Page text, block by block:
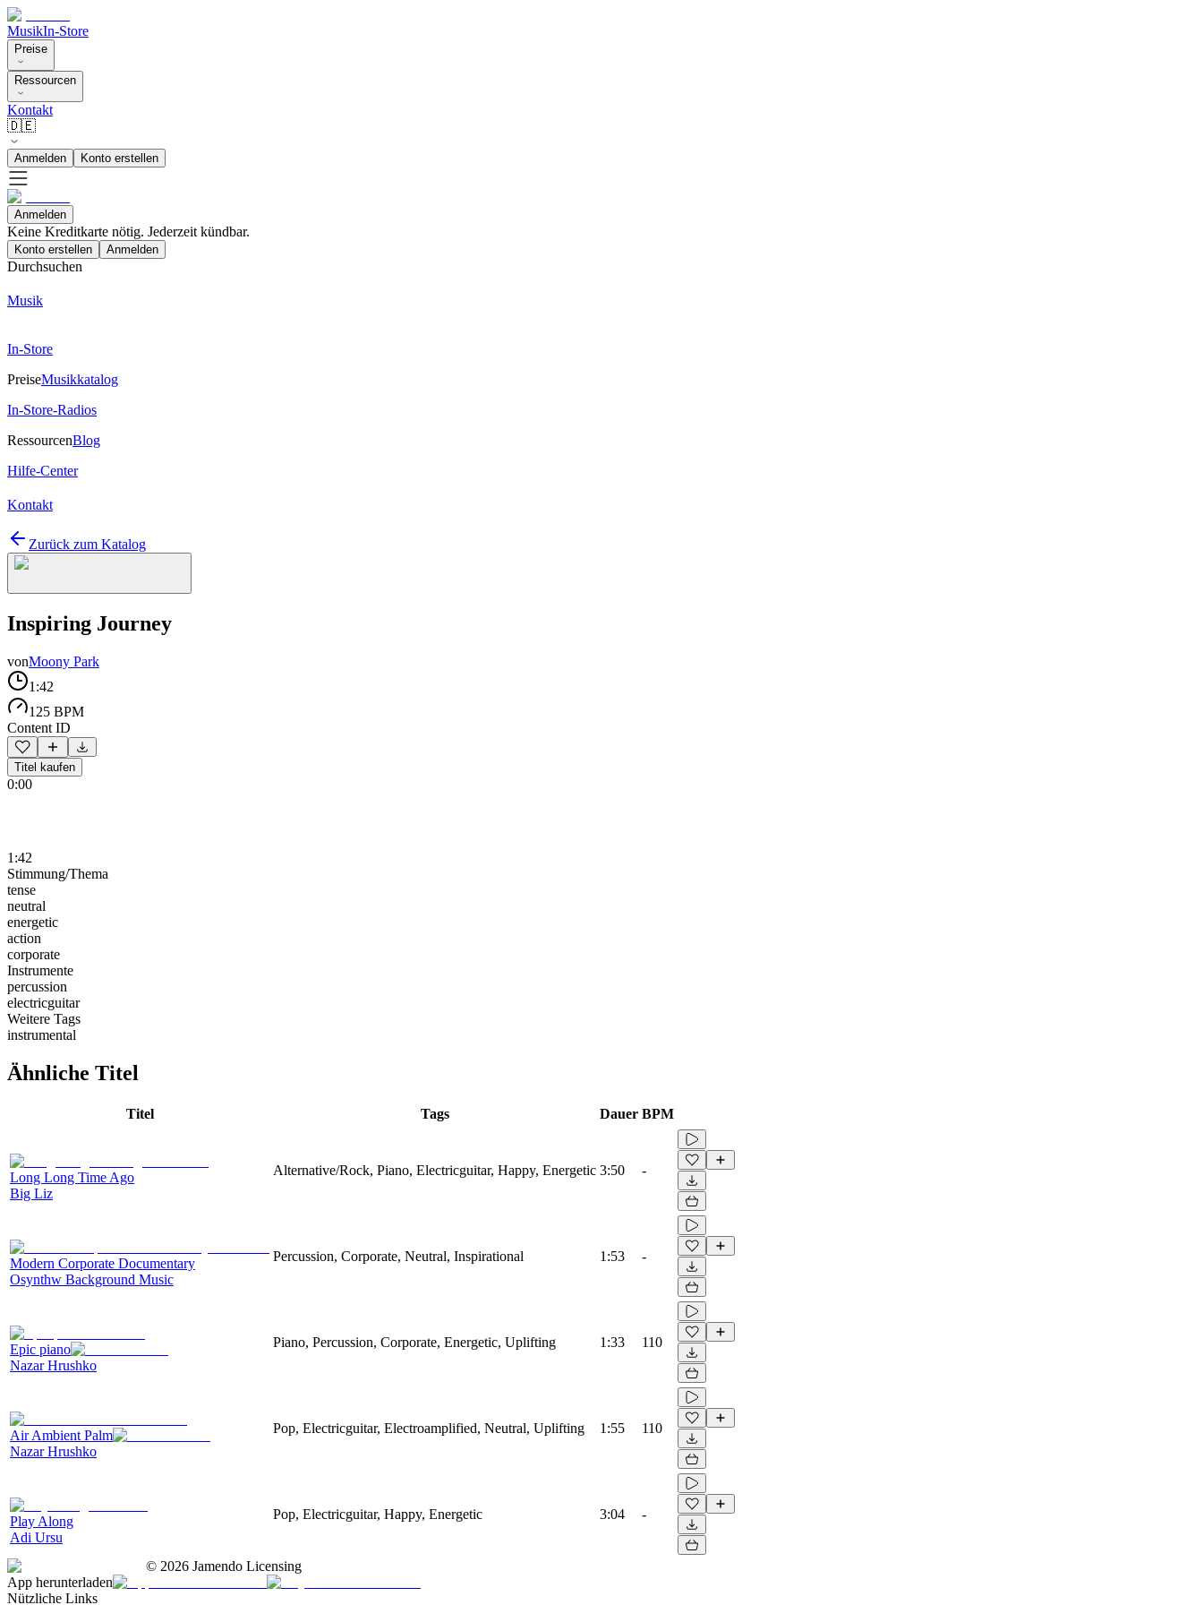
MusikIn-Store
Preise
Ressourcen
Kontakt
🇩🇪
Anmelden Konto erstellen
Anmelden
Keine Kreditkarte nötig. Jederzeit kündbar.
Konto erstellen Anmelden
Durchsuchen
Musik
In-Store
PreiseMusikkatalog
In-Store-Radios
RessourcenBlog
Hilfe-Center
Kontakt
Zurück zum Katalog
Inspiring Journey
vonMoony Park
1:42
125 BPM
Content ID
Titel kaufen
0:00
1:42
Stimmung/Thema
tense
neutral
energetic
action
corporate
Instrumente
percussion
electricguitar
Weitere Tags
instrumental
Ähnliche Titel
Titel Tags Dauer BPM
Long Long Time Ago
Big Liz
Alternative/Rock, Piano, Electricguitar, Happy, Energetic 3:50 -
Modern Corporate Documentary
Osynthw Background Music
Percussion, Corporate, Neutral, Inspirational 1:53 -
Epic piano
Nazar Hrushko
Piano, Percussion, Corporate, Energetic, Uplifting 1:33 110
Air Ambient Palm
Nazar Hrushko
Pop, Electricguitar, Electroamplified, Neutral, Uplifting 1:55 110
Play Along
Adi Ursu
Pop, Electricguitar, Happy, Energetic 3:04 -
© 2026 Jamendo Licensing
App herunterladen
Nützliche Links